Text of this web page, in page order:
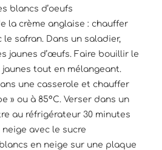
blancs d’oeufs
la crème anglaise : chauffer
safran. Dans un saladier,
jaunes d’œufs. Faire bouillir le
tout en mélangeant.
une casserole et chauffer
» ou à 85°C. Verser dans un
au réfrigérateur 30 minutes
avec le sucre
en neige sur une plaque